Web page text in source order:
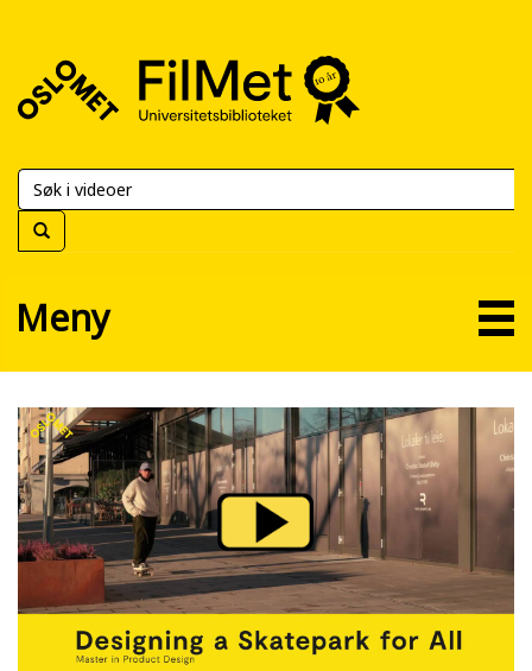
FilMet
Universitetsbiblioteket
Meny